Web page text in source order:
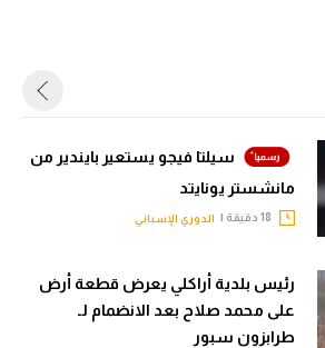
سيلتا فيجو يستعير بايندير من
مانشستر يونايتد
الدوري الإسباني
رئيس بلدية أراكلي يعرض قطعة أرض
على محمد صلاح بعد الانضمام لـ
طرابزون سبور